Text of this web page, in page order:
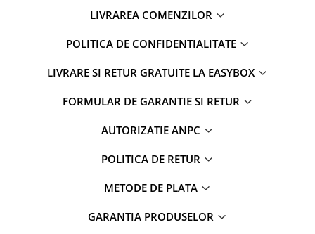
LIVRAREA COMENZILOR
POLITICA DE CONFIDENTIALITATE
LIVRARE SI RETUR GRATUITE LA EASYBOX
FORMULAR DE GARANTIE SI RETUR
AUTORIZATIE ANPC
POLITICA DE RETUR
METODE DE PLATA
GARANTIA PRODUSELOR